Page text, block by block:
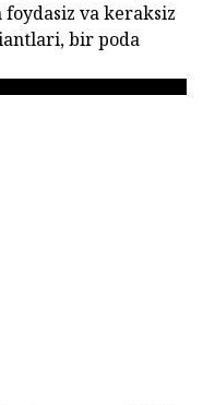
va keraksiz
bir poda